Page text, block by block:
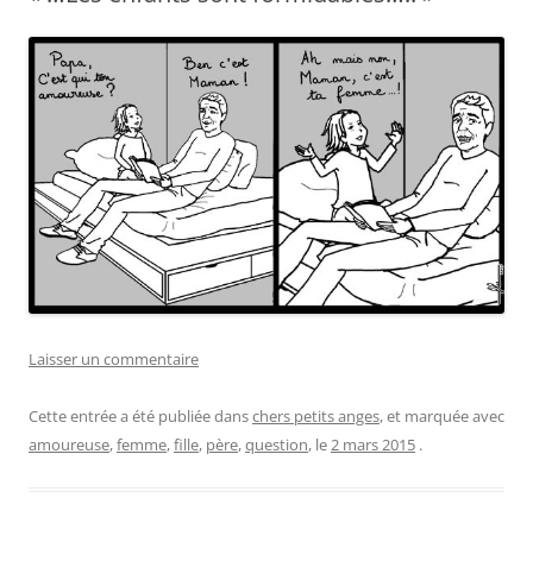
Laisser un commentaire
Cette entrée a été publiée danschers petits anges, et marquée avec
amoureuse,femme,fille, père,question, le2 mars 2015 .